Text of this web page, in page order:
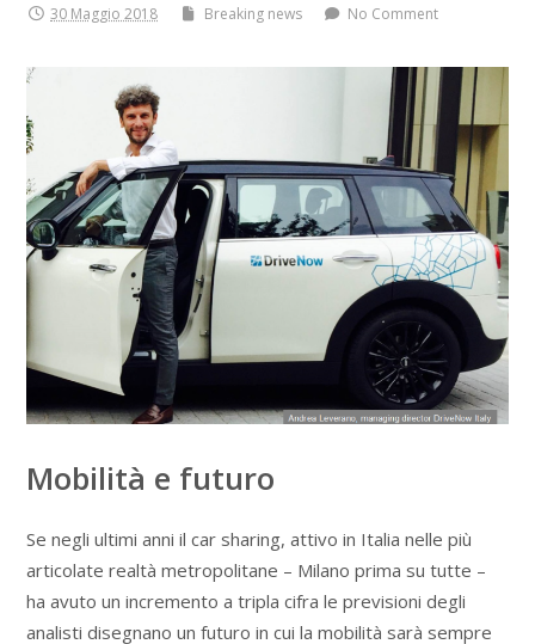
30 Maggio 2018 Breaking news No Comment
Mobilità e futuro
Se negli ultimi anni il car sharing, attivo in Italia nelle più
articolate realtà metropolitane – Milano prima su tutte –
ha avuto un incremento a tripla cifra le previsioni degli
analisti disegnano un futuro in cui la mobilità sarà sempre